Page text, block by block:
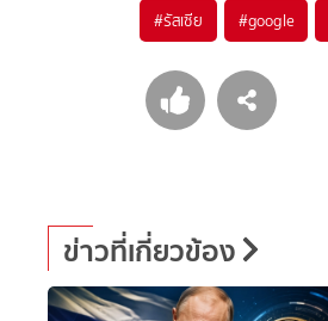
#รัสเซีย #google
ข่าวที่เกี่ยวข้อง